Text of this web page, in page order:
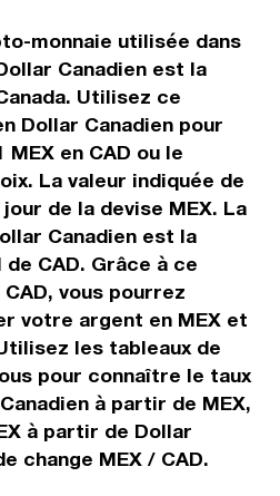
monnaie utilisée dans
Canadien est la
Utilisez ce
Dollar Canadien pour
en CAD ou le
La valeur indiquée de
de la devise MEX. La
Canadien est la
CAD. Grâce à ce
vous pourrez
votre argent en MEX et
les tableaux de
pour connaître le taux
à partir de MEX,
à partir de Dollar
change MEX / CAD.